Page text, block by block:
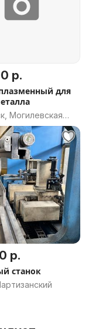
р.
для
Могилевская
р.
станок